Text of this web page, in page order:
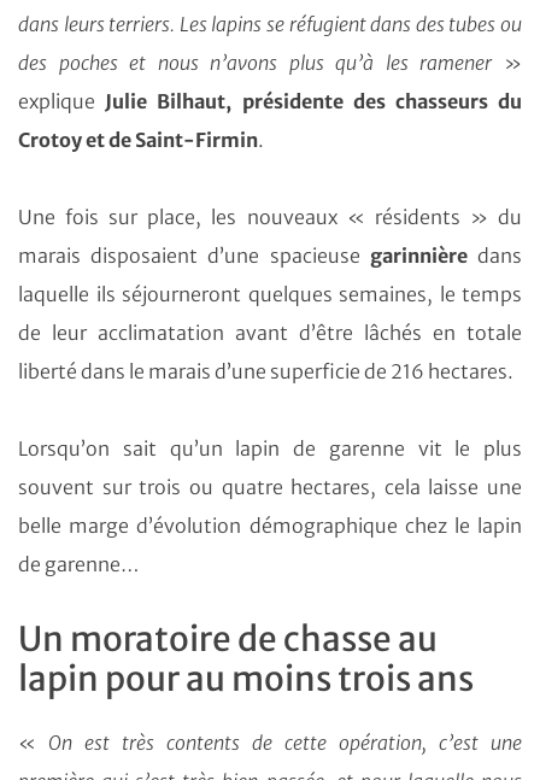
dans leurs terriers. Les lapins se réfugient dans des tubes ou
des poches et nous n’avons plus qu’à les ramener»
explique Julie Bilhaut, présidente des chasseurs du
Crotoy et de Saint-Firmin.
Une fois sur place, les nouveaux « résidents » du
marais disposaient d’une spacieuse garinnièredans
laquelle ils séjourneront quelques semaines, le temps
de leur acclimatation avant d’être lâchés en totale
liberté dans le marais d’une superficie de 216 hectares.
Lorsqu’on sait qu’un lapin de garenne vit le plus
souvent sur trois ou quatre hectares, cela laisse une
belle marge d’évolution démographique chez le lapin
de garenne…
Un moratoire de chasse au
lapin pour au moins trois ans
« On est très contents de cette opération, c’est une